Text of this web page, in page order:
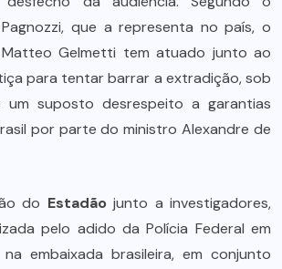
que a representa no país, o
Gelmetti tem atuado junto ao
para tentar barrar a extradição, sob
suposto desrespeito a garantias
por parte do ministro Alexandre de
do Estadãojunto a investigadores,
pelo adido da Polícia Federal em
embaixada brasileira, em conjunto